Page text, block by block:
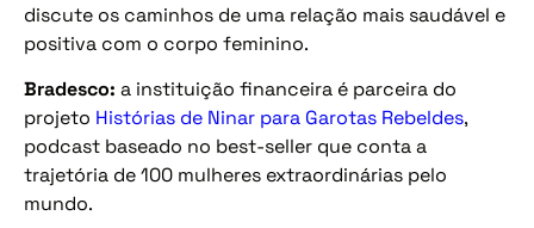
discute os caminhos de uma relação mais saudável e
positiva com o corpo feminino.
Bradesco: a instituição financeira é parceira do
projeto Histórias de Ninar para Garotas Rebeldes,
podcast baseado no best-seller que conta a
trajetória de 100 mulheres extraordinárias pelo
mundo.